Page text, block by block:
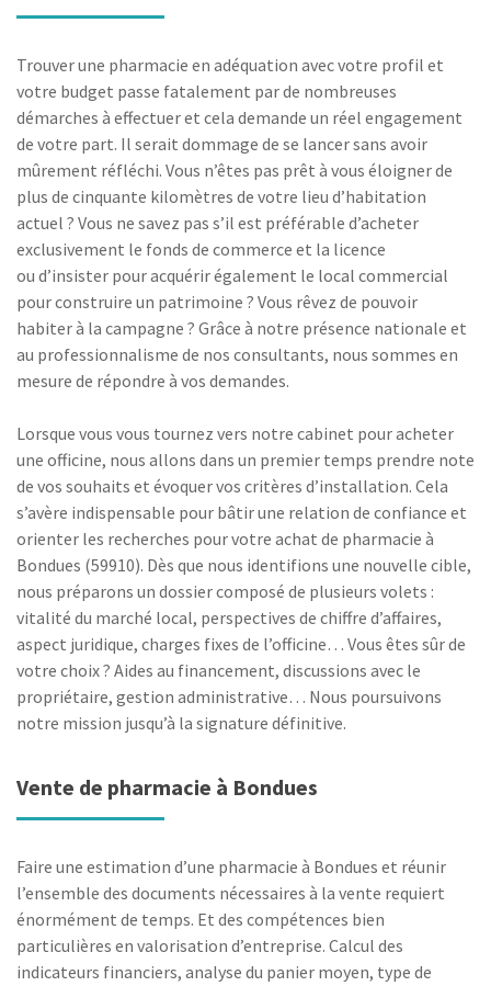
Trouver une pharmacie en adéquation avec votre profil et
votre budget passe fatalement par de nombreuses
démarches à effectuer et cela demande un réel engagement
de votre part. Il serait dommage de se lancer sans avoir
mûrement réfléchi. Vous n’êtes pas prêt à vous éloigner de
plus de cinquante kilomètres de votre lieu d’habitation
actuel ? Vous ne savez pas s’il est préférable d’acheter
exclusivement le fonds de commerce et la licence
ou d’insister pour acquérir également le local commercial
pour construire un patrimoine ? Vous rêvez de pouvoir
habiter à la campagne ? Grâce à notre présence nationale et
au professionnalisme de nos consultants, nous sommes en
mesure de répondre à vos demandes.
Lorsque vous vous tournez vers notre cabinet pour acheter
une officine, nous allons dans un premier temps prendre note
de vos souhaits et évoquer vos critères d’installation. Cela
s’avère indispensable pour bâtir une relation de confiance et
orienter les recherches pour votre achat de pharmacie à
Bondues (59910). Dès que nous identifions une nouvelle cible,
nous préparons un dossier composé de plusieurs volets :
vitalité du marché local, perspectives de chiffre d’affaires,
aspect juridique, charges fixes de l’officine… Vous êtes sûr de
votre choix ? Aides au financement, discussions avec le
propriétaire, gestion administrative… Nous poursuivons
notre mission jusqu’à la signature définitive.
Vente de pharmacie à Bondues
Faire une estimation d’une pharmacie à Bondues et réunir
l’ensemble des documents nécessaires à la vente requiert
énormément de temps. Et des compétences bien
particulières en valorisation d’entreprise. Calcul des
indicateurs financiers, analyse du panier moyen, type de